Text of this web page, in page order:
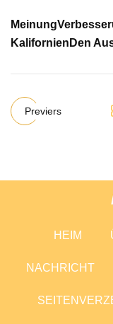
Meinung
Kalifornien Den
Previers
HEIM
NACHRICHT